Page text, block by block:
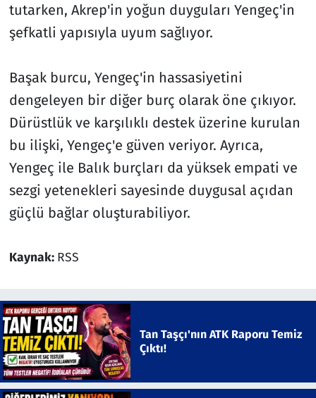
tutarken, Akrep'in yoğun duyguları Yengeç'in
şefkatli yapısıyla uyum sağlıyor.
Başak burcu, Yengeç'in hassasiyetini
dengeleyen bir diğer burç olarak öne çıkıyor.
Dürüstlük ve karşılıklı destek üzerine kurulan
bu ilişki, Yengeç'e güven veriyor. Ayrıca,
Yengeç ile Balık burçları da yüksek empati ve
sezgi yetenekleri sayesinde duygusal açıdan
güçlü bağlar oluşturabiliyor.
Kaynak: RSS
Tan Taşçı'nın ATK Raporu Temiz
Çıktı!